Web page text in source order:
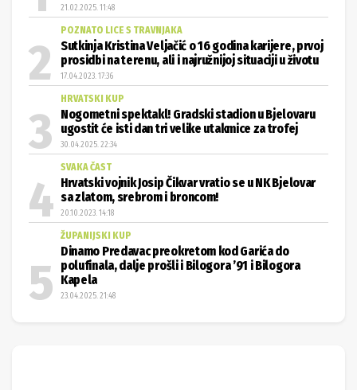
21.02.2025. 11:48
POZNATO LICE S TRAVNJAKA
Sutkinja Kristina Veljačić o 16 godina karijere, prvoj
prosidbi na terenu, ali i najružnijoj situaciji u životu
17.04.2023. 17:36
HRVATSKI KUP
Nogometni spektakl! Gradski stadion u Bjelovaru
ugostit će isti dan tri velike utakmice za trofej
30.04.2025. 22:34
SVAKA ČAST
Hrvatski vojnik Josip Čikvar vratio se u NK Bjelovar
sa zlatom, srebrom i broncom!
20.10.2023. 14:18
ŽUPANIJSKI KUP
Dinamo Predavac preokretom kod Garića do
polufinala, dalje prošli i Bilogora ’91 i Bilogora
Kapela
23.04.2025. 21:48